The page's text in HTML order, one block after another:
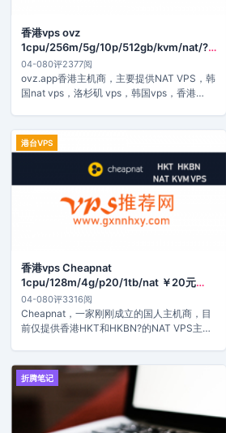
香港vps ovz
1cpu/256m/5g/10p/512gb/kvm/nat/?
29.98CNY/月
04-080评2377阅
ovz.app香港主机商，主要提供NAT VPS，韩
国nat vps，洛杉矶 vps，韩国vps，香港
港台VPS
香港vps Cheapnat
1cpu/128m/4g/p20/1tb/nat ￥20元
rmb/月
04-080评3316阅
Cheapnat，一家刚刚成立的国人主机商，目
前仅提供香港HKT和HKBN?的NAT VPS主
折腾笔记